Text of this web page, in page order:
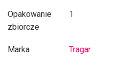
Opakowanie
zbiorcze
1
Marka Tragar